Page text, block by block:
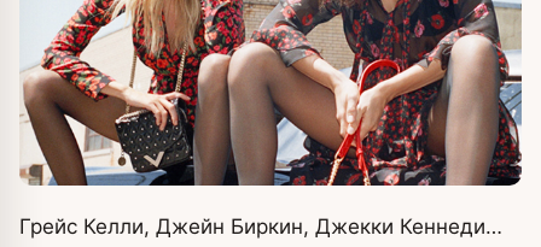
Грейс Келли, Джейн Биркин, Джекки Кеннеди…